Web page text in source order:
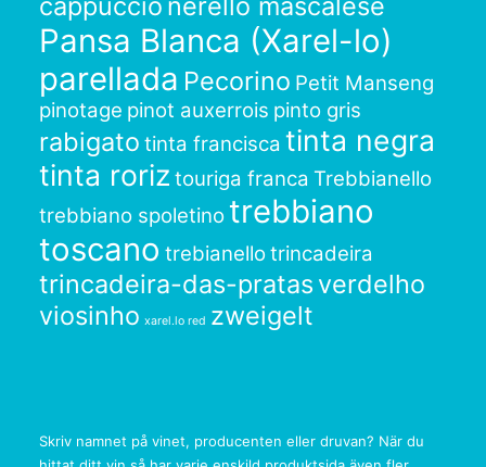
Pansa Blanca (Xarel-lo)
parellada Pecorino Petit Manseng
pinotage pinot auxerrois pinto gris
rabigato tinta francisca tinta negra
tinta roriz touriga franca Trebbianello
trebbiano spoletino trebbiano
toscano trebianellotrincadeira
trincadeira-das-pratas verdelho
viosinho xarel.lo red zweigelt
Skriv namnet på vinet, producenten eller druvan? När du